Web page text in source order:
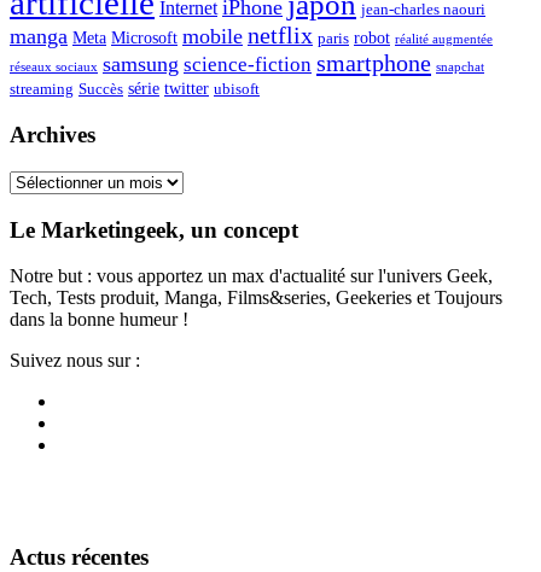
Internet iPhone jean-charles naouri
manga Meta Microsoft mobile netflix paris robot réalité augmentée
réseaux sociaux samsung science-fiction smartphone snapchat
streaming Succès série twitter ubisoft
Archives
Archives
Le Marketingeek, un concept
Notre but : vous apportez un max d'actualité sur l'univers Geek,
Tech, Tests produit, Manga, Films&series, Geekeries et Toujours
dans la bonne humeur !
Suivez nous sur :
Actus récentes